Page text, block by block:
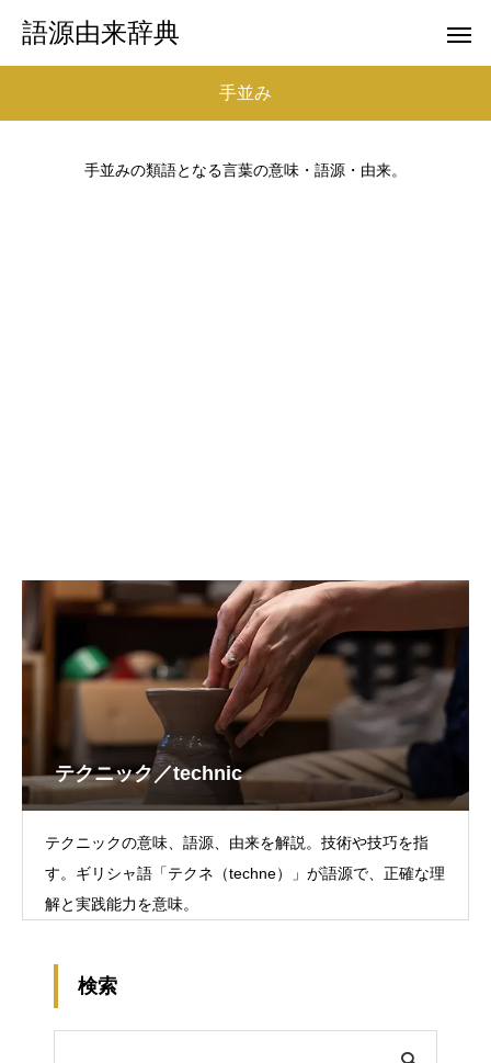
語源由来辞典
手並み
手並みの類語となる言葉の意味・語源・由来。
テクニック／technic
テクニックの意味、語源、由来を解説。技術や技巧を指
す。ギリシャ語「テクネ（techne）」が語源で、正確な理
解と実践能力を意味。
検索